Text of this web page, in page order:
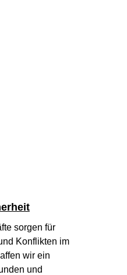
sorgen für
Konflikten im
wir ein
und